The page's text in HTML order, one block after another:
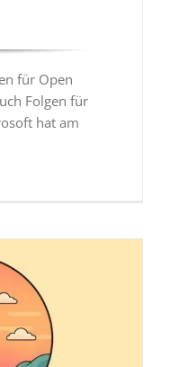
für Open
Folgen für
hat am